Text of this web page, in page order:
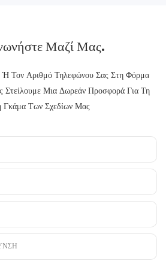
Μαζί Μας.
Τον Αριθμό Τηλεφώνου Σας Στη Φόρμα
Στείλουμε Μια Δωρεάν Προσφορά Για Τη
Γκάμα Των Σχεδίων Μας